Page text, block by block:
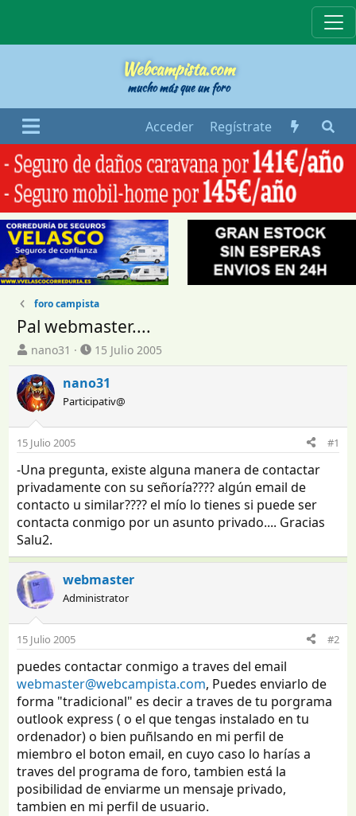
Webcampista.com
mucho más que un foro
Acceder Regístrate
foro campista
Pal webmaster....
I
n
i
c
i
a
d
o
r
d
e
t
e
m
a
nano31
F
e
c
a
d
i
n
i
c
o
15 Julio 2005
nano31
Participativ@
15 Julio 2005 #1
-Una pregunta, existe alguna manera de contactar
privadamente con su señoría???? algún email de
contacto u similar???? el mío lo tienes si puede ser
contacta conmigo por un asunto privado.... Gracias
Salu2.
webmaster
Administrator
15 Julio 2005 #2
puedes contactar conmigo a traves del email
webmaster@webcampista.com, Puedes enviarlo de
forma "tradicional" es decir a traves de tu porgrama
outlook express ( o el que tengas instalado en tu
ordenador) o bien puñlsando en mi perfil de
miembro el boton email, en cuyo caso lo harías a
traves del programa de foro, tambien está la
posibilidad de enviarme un mensaje privado,
tambien en mi perfil de usuario.